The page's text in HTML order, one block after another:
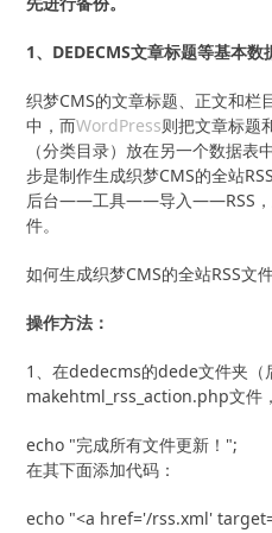
1、DEDECMS文章标题等基本
织梦CMS的文章标题、正文和栏
中，而WordPress则把文章标题
（分类目录）放在另一个数据
步是制作生成织梦CMS的全站
后台——工具——导入——RSS，
件。
如何生成织梦CMS的全站RSS文
操作方法：
1、在dedecms的dede文件夹（
makehtml_rss_action.php文件
echo "完成所有文件更新！";
在其下面添加代码：
echo "<a href='/rss.xml'